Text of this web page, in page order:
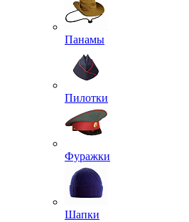
Панамы
Пилотки
Фуражки
Шапки